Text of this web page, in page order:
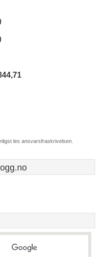
les ansvarsfraskrivelsen.